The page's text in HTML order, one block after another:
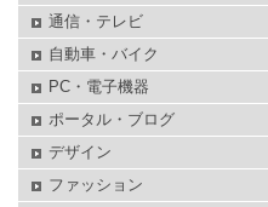
通信・テレビ
自動車・バイク
PC・電子機器
ポータル・ブログ
デザイン
ファッション